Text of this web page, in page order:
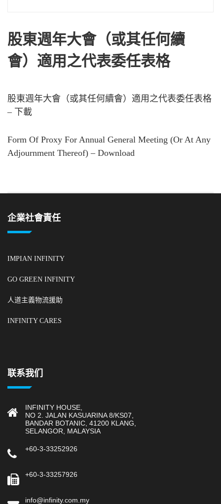
股東週年大會（或其任何續
會）適用之代表委任表格
股東週年大會（或其任何續會）適用之代表委任表格
– 下載
Form Of Proxy For Annual General Meeting (Or At Any
Adjournment Thereof) – Download
企業社會責任
IMPIAN INFINITY
GO GREEN INFINITY
人道主義物流援助
INFINITY CARES
联系我们
INFINITY HOUSE,
NO 2. JALAN KASUARINA 8/KS07,
BANDAR BOTANIC, 41200 KLANG,
SELANGOR, MALAYSIA
+60-3-33252926
+60-3-33257926
info@infinity.com.my